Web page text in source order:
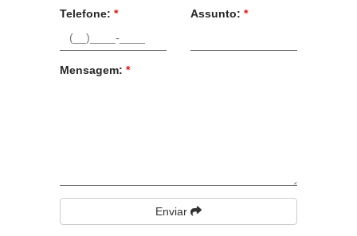
Telefone: * Assunto: *
Mensagem: *
Enviar